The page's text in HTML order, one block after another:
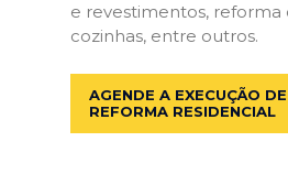
e revestimentos, reforma
cozinhas, entre outros.
AGENDE A EXECUÇÃO
REFORMA RESIDENCIAL